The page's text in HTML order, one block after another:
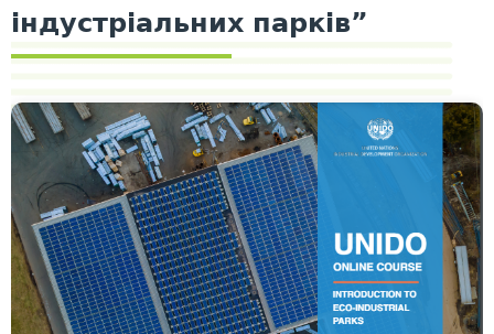
індустріальних парків”